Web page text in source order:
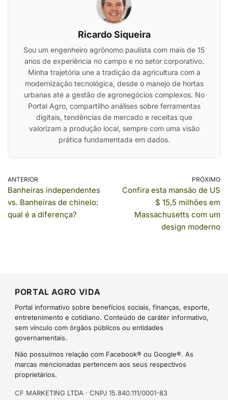
Ricardo Siqueira
Sou um engenheiro agrônomo paulista com mais de 15
anos de experiência no campo e no setor corporativo.
Minha trajetória une a tradição da agricultura com a
modernização tecnológica, desde o manejo de hortas
urbanas até a gestão de agronegócios complexos. No
Portal Agro, compartilho análises sobre ferramentas
digitais, tendências de mercado e receitas que
valorizam a produção local, sempre com uma visão
prática fundamentada em dados.
ANTERIOR
Banheiras independentes
vs. Banheiras de chinelo:
qual é a diferença?
PRÓXIMO
Confira esta mansão de US
$ 15,5 milhões em
Massachusetts com um
design moderno
PORTAL AGRO VIDA
Portal informativo sobre benefícios sociais, finanças, esporte,
entretenimento e cotidiano. Conteúdo de caráter informativo,
sem vínculo com órgãos públicos ou entidades
governamentais.
Não possuímos relação com Facebook® ou Google®. As
marcas mencionadas pertencem aos seus respectivos
proprietários.
CF MARKETING LTDA · CNPJ 15.840.111/0001-83